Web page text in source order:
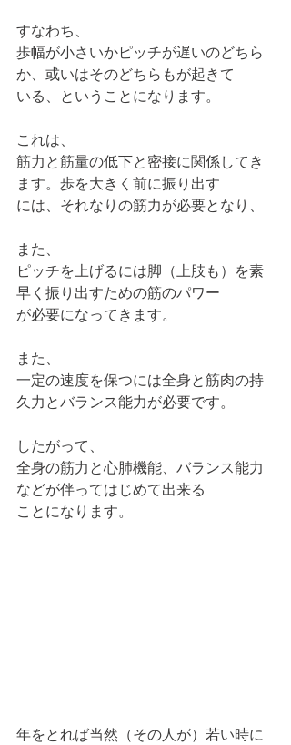
すなわち、
歩幅が小さいかピッチが遅いのどちら
か、或いはそのどちらもが起きて
いる、ということになります。
これは、
筋力と筋量の低下と密接に関係してき
ます。歩を大きく前に振り出す
には、それなりの筋力が必要となり、
また、
ピッチを上げるには脚（上肢も）を素
早く振り出すための筋のパワー
が必要になってきます。
また、
一定の速度を保つには全身と筋肉の持
久力とバランス能力が必要です。
したがって、
全身の筋力と心肺機能、バランス能力
などが伴ってはじめて出来る
ことになります。
年をとれば当然（その人が）若い時に